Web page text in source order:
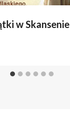
w Skansenie